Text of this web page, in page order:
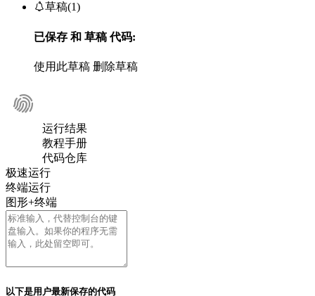
草稿(1)
已保存 和 草稿代码:
使用此草稿 删除草稿
运行结果
教程手册
代码仓库
极速运行
终端运行
图形+终端
以下是用户最新保存的代码